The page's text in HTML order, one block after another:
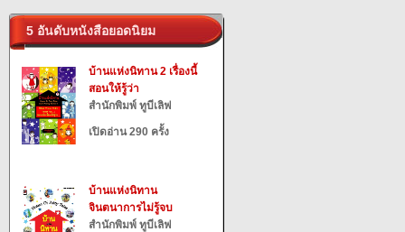
5 อันดับหนังสือยอดนิยม
บ้านแห่งนิทาน 2 เรื่องนี้
สอนให้รู้ว่า
สำนักพิมพ์ ทูบีเลิฟ
เปิดอ่าน 290 ครั้ง
บ้านแห่งนิทาน
จินตนาการไม่รู้จบ
สำนักพิมพ์ ทูบีเลิฟ